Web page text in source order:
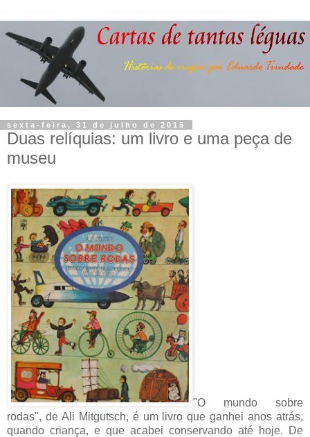
sexta-feira, 31 de julho de 2015
Duas relíquias: um livro e uma peça de
museu
"O mundo sobre
rodas", de Ali Mitgutsch, é um livro que ganhei anos atrás,
quando criança, e que acabei conservando até hoje. De